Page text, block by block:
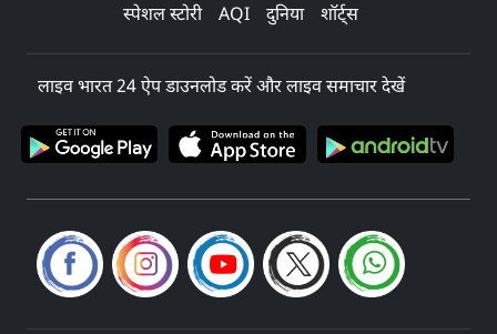
स्पेशल स्टोरी
AQI दुनिया शॉर्ट्स
लाइव भारत 24 ऐप डाउनलोड करें और लाइव समाचार देखें